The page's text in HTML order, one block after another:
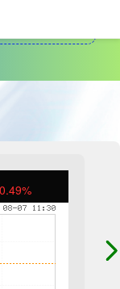
0.49%